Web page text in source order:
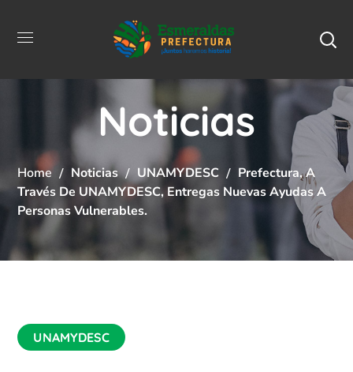
Noticias
Home Noticias UNAMYDESC
Prefectura, A
Través De UNAMYDESC, Entregas Nuevas Ayudas A
Personas Vulnerables.
UNAMYDESC